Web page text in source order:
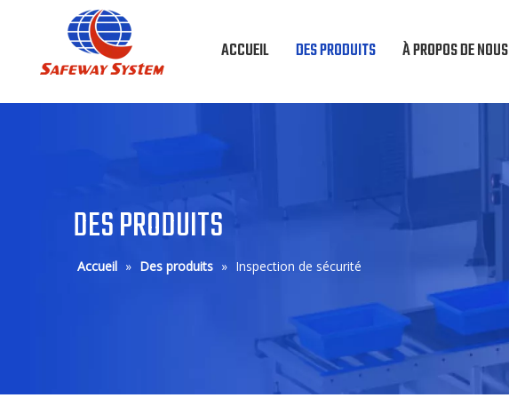
ACCUEIL DES PRODUITS À PROPOS DE NOUS
DES PRODUITS
Accueil » Des produits » Inspection de sécurité